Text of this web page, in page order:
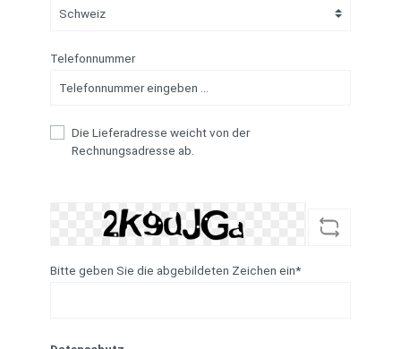
Telefonnummer
Die Lieferadresse weicht von der
Rechnungsadresse ab.
Bitte geben Sie die abgebildeten Zeichen ein*